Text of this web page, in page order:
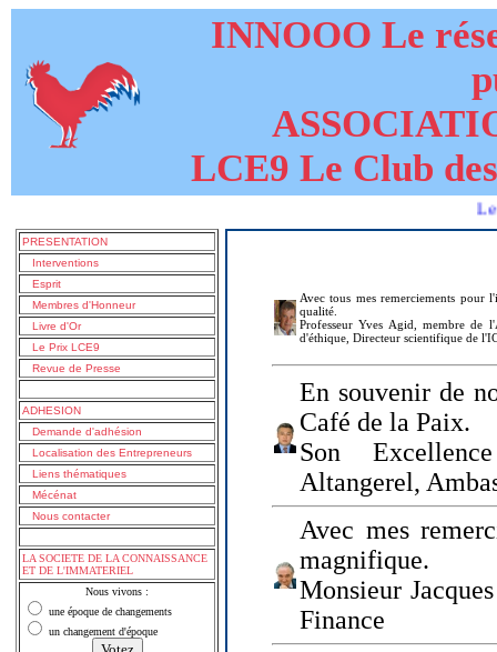
INNOOO Le
LCE9 Le Club
Le livre de
PRESENTATION
Interventions
Esprit
Membres d'Honneur
Livre d'Or
Le Prix LCE9
Revue de Presse
ADHESION
Demande d'adhésion
Localisation des Entrepreneurs
Liens thématiques
Mécénat
Nous contacter
LA SOCIETE DE LA CONNAISSANCE
ET DE L'IMMATERIEL
Nous vivons :
une époque de changements
un changement d'époque
Avec tous mes remerciements pour
qualité.
Professeur Yves Agid, membre de
d'éthique, Directeur scientifique de
En souvenir de
Café de la Paix.
Son
Altangerel,
Avec mes
magnifique.
Monsieur
Finance